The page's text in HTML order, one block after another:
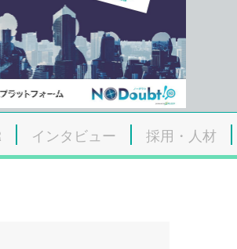
インタビュー 採用・人材